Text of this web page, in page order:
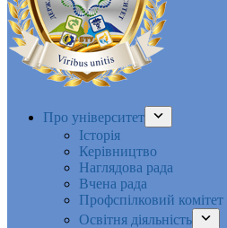
Про університет
Історія
Керівництво
Наглядова рада
Вчена рада
Профспілковий комітет
Освітня діяльність